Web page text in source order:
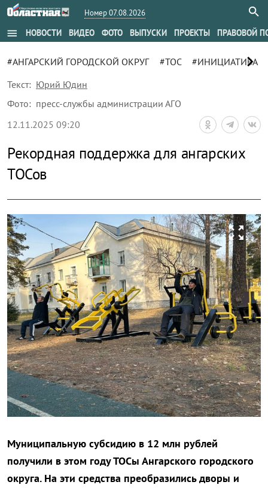
Номер 07.08.2026
menu НОВОСТИ ВИДЕО ФОТО ВЫПУСКИ ПРОЕКТЫ ПРАВОВОЙ
#АНГАРСКИЙ ГОРОДСКОЙ ОКРУГ #ТОС #ИНИЦИАТИВА
chevron_right
Текст: Юрий Юдин
Фото: пресс-службы администрации АГО
12.11.2025 09:20
Рекордная поддержка для ангарских
ТОСов
zoom_out_map
Муниципальную субсидию в 12 млн рублей
получили в этом году ТОСы Ангарского городского
округа. На эти средства преобразились дворы и